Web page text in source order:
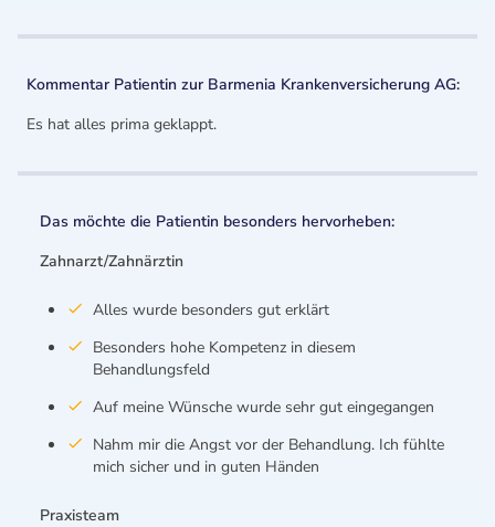
Kommentar Patientin zur Barmenia Krankenversicherung AG:
Es hat alles prima geklappt.
Das möchte die Patientin besonders hervorheben:
Zahnarzt/Zahnärztin
Alles wurde besonders gut erklärt
Besonders hohe Kompetenz in diesem
Behandlungsfeld
Auf meine Wünsche wurde sehr gut eingegangen
Nahm mir die Angst vor der Behandlung. Ich fühlte
mich sicher und in guten Händen
Praxisteam